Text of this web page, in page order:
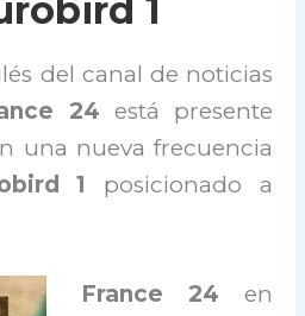
1
del canal de noticias
24 está presente
una nueva frecuencia
1
posicionado a
France 24 en